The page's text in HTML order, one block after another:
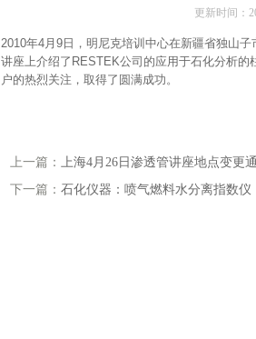
更新时间：
2010年4月 9 日，明尼克培训中心在新疆省独山子
讲座上介绍了 RESTEK公司的应用于石化分析的
户的热烈关注，取得了圆满成功。
上一篇： 上海4月26日渗透管讲座地点变更
下一篇： 石化仪器：喷气燃料水分离指数仪